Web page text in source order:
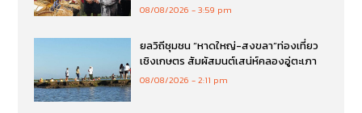
08/08/2026 3:59 pm
ยลวิถีชุมชน “หาดใหญ่-สงขลา”ท่องเที่ยว
เชิงเกษตร สัมผัสมนต์เสน่ห์คลองอู่ตะเภา
08/08/2026 2:11 pm